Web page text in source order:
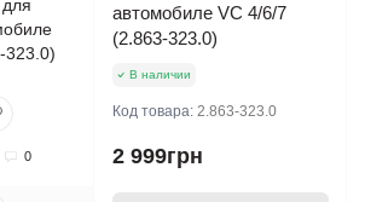
0
автомобиле VC 4/6/7
(2.863-323.0)
В наличии
Код товара: 2.863-323.0
2 999грн